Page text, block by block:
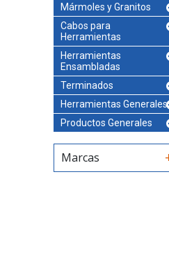
Mármoles y Granitos
Cabos para
Herramientas
Herramientas
Ensambladas
Terminados
Herramientas Generales
Productos Generales
Marcas